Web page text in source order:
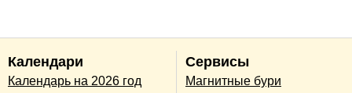
Календари
Календарь на 2026 год
Сервисы
Магнитные бури